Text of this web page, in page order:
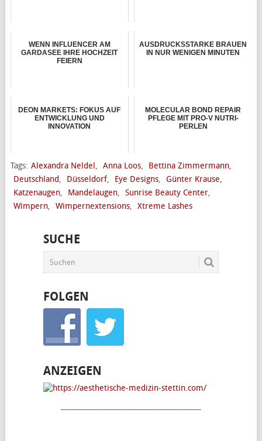
WENN INFLUENCER AM
GARDASEE IHRE HOCHZEIT
FEIERN
AUSDRUCKSSTARKE BRAUEN
IN NUR WENIGEN MINUTEN
DEON MARKETS: FOKUS AUF
ENTWICKLUNG UND
INNOVATION
MOLECULAR BOND REPAIR
PFLEGE MIT PRO-V NUTRI-
PERLEN
Tags: Alexandra Neldel, Anna Loos, Bettina Zimmermann,
Deutschland, Düsseldorf, Eye Designs, Günter Krause,
Katzenaugen, Mandelaugen, Sunrise Beauty Center,
Wimpern, Wimpernextensions, Xtreme Lashes
SUCHE
FOLGEN
ANZEIGEN